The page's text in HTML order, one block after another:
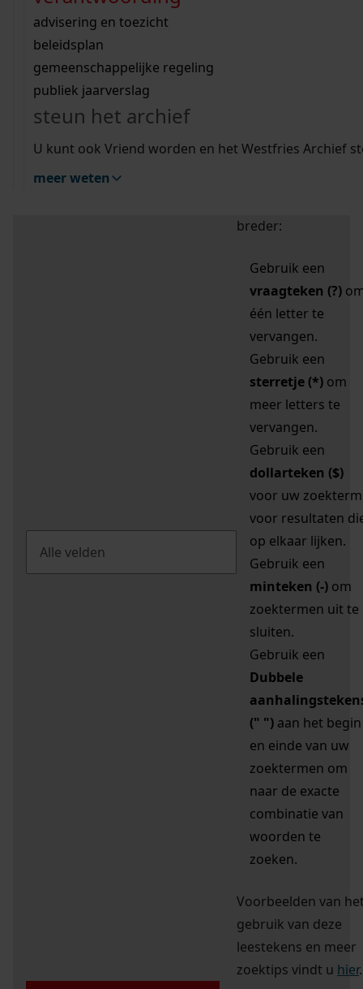
bouwvergunningen
omgevingsvergunningen
vergunningen
beeld en geluid
uitleg nodig?
Wij helpen u op weg met een aantal zoektips.
bekijk alle zoektips
Wij helpen u op weg met een aantal zoektips.
bekijk alle zoektips
bekijk ons geschiedenislokaal
advisering en toezicht
beleidsplan
gemeenschappelijke regeling
publiek jaarverslag
steun het archief
U kunt ook Vriend worden en het Westfries Archief
meer weten
zoektips
Mijn Studiezaal (inloggen)
uw zoekopdracht te
breder:
Gebruik een
vraagteken (?)
één letter te
vervangen.
Gebruik een
sterretje (*) om
meer letters te
vervangen.
Gebruik een
dollarteken ($)
voor uw zoekterm
voor resultaten
op elkaar lijken.
Gebruik een
minteken (-) om
zoektermen uit te
sluiten.
Gebruik een
Dubbele
(" ") aan het begin
en einde van uw
zoektermen om
naar de exacte
combinatie van
woorden te
zoeken.
Voorbeelden van
gebruik van deze
leestekens en meer
zoektips vindt u hier.